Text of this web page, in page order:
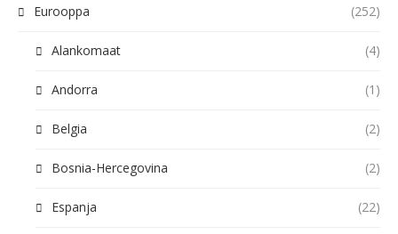
Eurooppa (252)
Alankomaat (4)
Andorra (1)
Belgia (2)
Bosnia-Hercegovina (2)
Espanja (22)